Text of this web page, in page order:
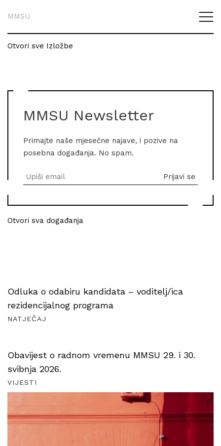
MMSU
Otvori sve Izložbe
MMSU Newsletter
Primajte naše mjesečne najave, i pozive na
posebna događanja. No spam.
Otvori sva događanja
Odluka o odabiru kandidata – voditelj/ica
rezidencijalnog programa
NATJEČAJ
Obavijest o radnom vremenu MMSU 29. i 30.
svibnja 2026.
VIJESTI